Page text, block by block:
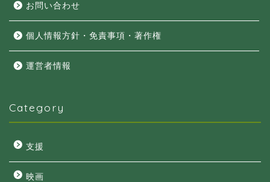
お問い合わせ
個人情報方針・免責事項・著作権
運営者情報
Category
支援
映画